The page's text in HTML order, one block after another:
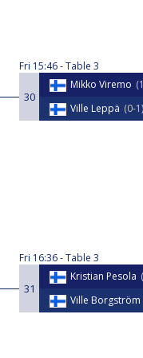
Fri 15:46 Table 3
30
Mikko Viremo
1
Ville Leppä
0-1
Fri 16:36 Table 3
31
Kristian Pesola
Ville Borgström